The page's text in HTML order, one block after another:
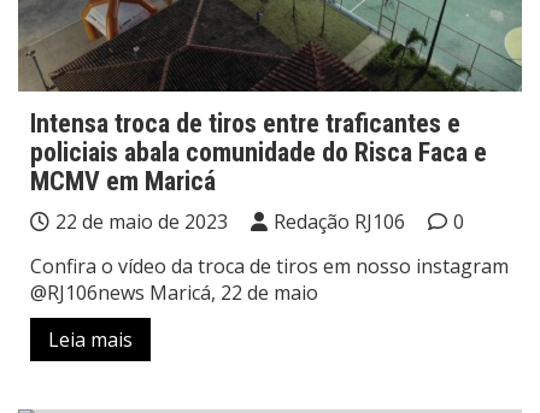
Intensa troca de tiros entre traficantes e
policiais abala comunidade do Risca Faca e
MCMV em Maricá
22 de maio de 2023 Redação RJ106
0
Confira o vídeo da troca de tiros em nosso instagram
@RJ106news Maricá, 22 de maio
Leia mais